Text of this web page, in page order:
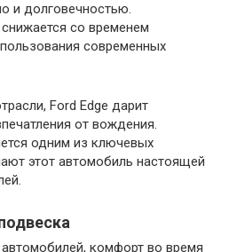
и долговечностью.
со временем
современных
Ford Edge дарит
от вождения.
одним из ключевых
этот автомобиль настоящей
комфорт во время